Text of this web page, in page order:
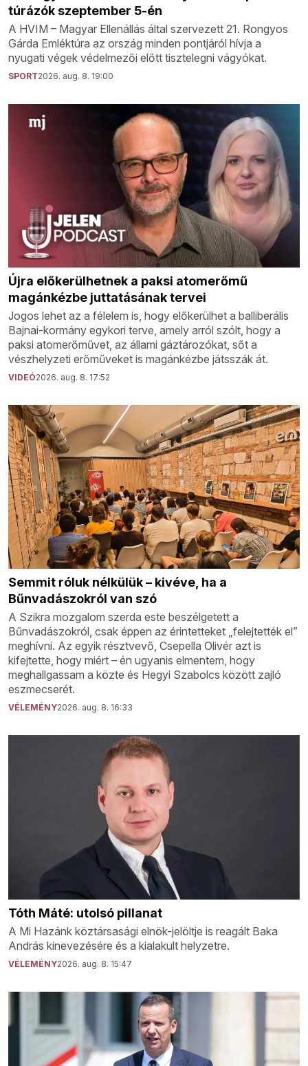
túrázók szeptember 5-én
A HVIM – Magyar Ellenállás által szervezett 21. Rongyos
Gárda Emléktúra az ország minden pontjáról hívja a
nyugati végek védelmezői előtt tisztelegni vágyókat.
SPORT2026. aug. 8. 19:00
Újra előkerülhetnek a paksi atomerőmű
magánkézbe juttatásának tervei
Jogos lehet az a félelem is, hogy előkerülhet a balliberális
Bajnai-kormány egykori terve, amely arról szólt, hogy a
paksi atomerőművet, az állami gáztározókat, sőt a
vészhelyzeti erőműveket is magánkézbe játsszák át.
VIDEÓ2026. aug. 8. 17:52
Semmit róluk nélkülük – kivéve, ha a
Bűnvadászokról van szó
A Szikra mozgalom szerda este beszélgetett a
Bűnvadászokról, csak éppen az érintetteket „felejtették el”
meghívni. Az egyik résztvevő, Csepella Olivér azt is
kifejtette, hogy miért – én ugyanis elmentem, hogy
meghallgassam a közte és Hegyi Szabolcs között zajló
eszmecserét.
VÉLEMÉNY2026. aug. 8. 16:33
Tóth Máté: utolsó pillanat
A Mi Hazánk köztársasági elnök-jelöltje is reagált Baka
András kinevezésére és a kialakult helyzetre.
VÉLEMÉNY2026. aug. 8. 15:47